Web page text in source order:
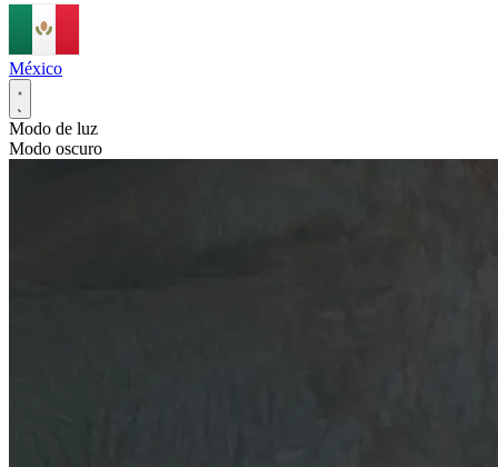
México
Modo de luz
Modo oscuro